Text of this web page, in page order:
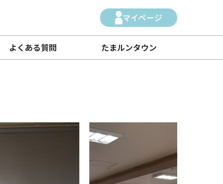
マイページ
よくある質問 たまルンタウン